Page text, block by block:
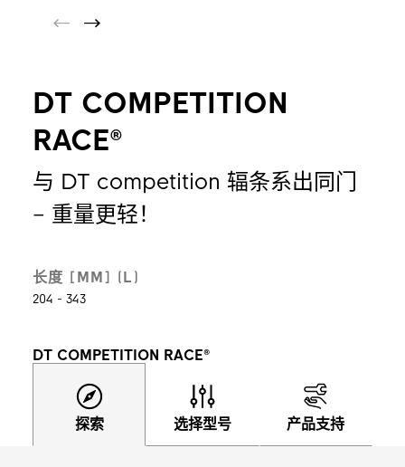
DT COMPETITION
RACE®
与 DT competition 辐条系出同门
– 重量更轻！
长度 [MM] (L)
204 - 343
DT COMPETITION RACE®
探索 选择型号 产品支持